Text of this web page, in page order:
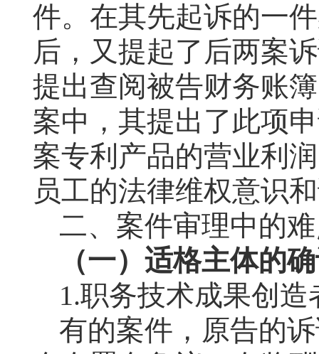
件。在其先起诉的一
后，又提起了后两案
提出查阅被告财务账
案中，其提出了此项
案专利产品的营业利
员工的法律维权意识
二、案件审理中的
（一）适格主体的
1.职务技术成果创造
有的案件，原告的